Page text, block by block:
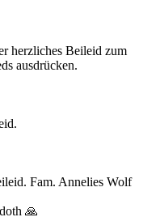
herzliches Beileid zum
ausdrücken.
Fam. Annelies Wolf
🙏